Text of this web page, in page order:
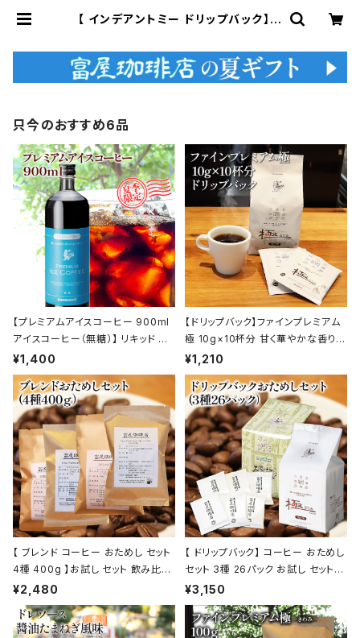
【 インデアントミー ドリップバック】 7
ー 通販 | 富屋珈琲店
只今のおすすめ6品
【プレミアムアイスコーヒー 900ml
アイスコーヒー（無糖）】 リキッド ア
イス 自家焙煎 ドリップ トミヤコーヒ
ー 通販
¥1,400
【ドリップバック】ファインプレミアム
極 10g×10杯分 甘く華やかな香りと
コク トミヤコーヒー 通販 ホテル 旅
館
¥1,210
【 ブレンド コーヒー おためし セット
4種 400g 】お試し セット 飲み比べ
コーヒー トミヤコーヒー 通販
¥2,480
【 ドリップバック】 コーヒー おためし
セット 3種 26パック お試し セット
飲み比べ コーヒー トミヤコーヒー
通販
¥3,150